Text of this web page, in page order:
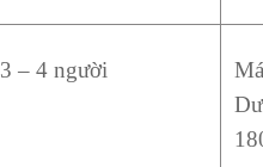
3 – 4 người